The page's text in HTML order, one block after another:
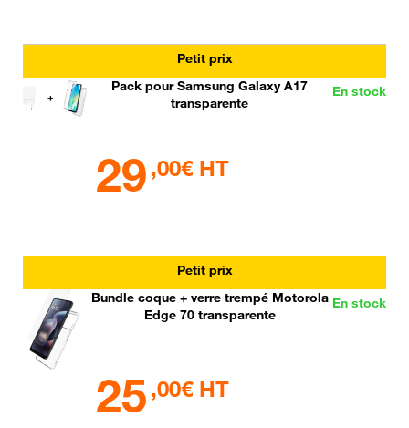
Petit prix
En stock
Pack pour Samsung Galaxy A17
transparente
29 ,00€ HT
Petit prix
En stock
Bundle coque + verre trempé Motorola
Edge 70 transparente
25 ,00€ HT